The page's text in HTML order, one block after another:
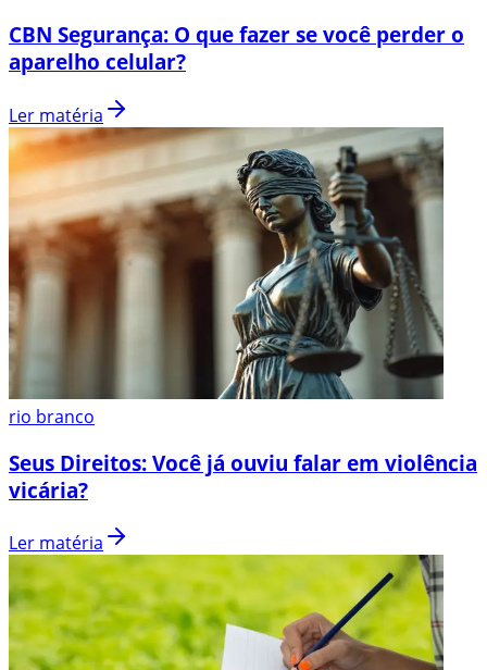
CBN Segurança: O que fazer se você perder o
aparelho celular?
Ler matéria
rio branco
Seus Direitos: Você já ouviu falar em violência
vicária?
Ler matéria